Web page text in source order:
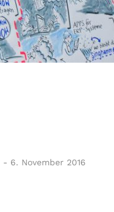
- 6. November 2016